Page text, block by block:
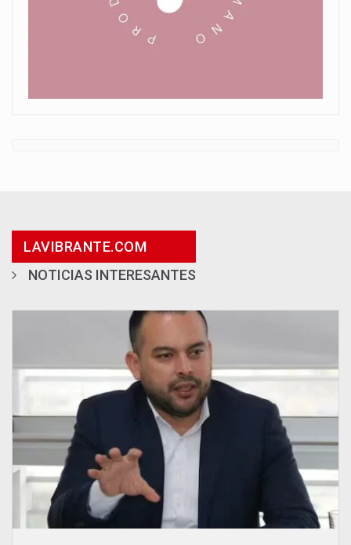
LAVIBRANTE.COM
NOTICIAS INTERESANTES